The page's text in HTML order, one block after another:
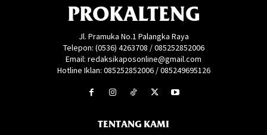
PROKALTENG
Jl. Pramuka No.1 Palangka Raya
Telepon: (0536) 4263708 / 085252852006
Email: redaksikaposonline@gmail.com
Hotline Iklan: 085252852006 / 085249695126
TENTANG KAMI